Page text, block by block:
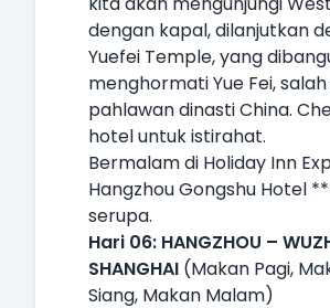
dengan kapal, dilanjutkan
Yuefei Temple, yang
menghormati Yue Fei,
pahlawan dinasti China.
hotel untuk istirahat.
Bermalam di Holiday Inn
Hangzhou Gongshu Hotel
serupa.
Hari 06: HANGZHOU –
SHANGHAI (Makan Pagi,
Siang, Makan Malam)